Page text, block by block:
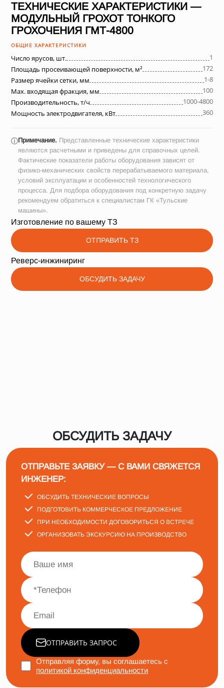
ТЕХНИЧЕСКИЕ ХАРАКТЕРИСТИКИ —
МОДУЛЬНЫЙ ГРОХОТ ТОНКОГО
ГРОХОЧЕНИЯ ГМТ-4800
ОБЩИЕ ХАРАКТЕРИСТИКИ
Число ярусов, шт.
1
Площадь просеивающей поверхности, м²
172
Размер ячейки сетки, мм
1-8
Max. входящая фракция, мм
100
Производительность, т/ч
1000-4800
Мощность электродвигателя, кВт
360
ⓘПримечание. Представленные технические характеристики
являются расчетными и приведены для справочных целей.
Фактические показатели работы оборудования зависят от
физико-механических свойств перерабатываемого материала,
условий эксплуатации и особенностей технологического
процесса. Для подбора оборудования под конкретную задачу
рекомендуем обратиться к специалистам ГК «Тульские
машины».
Изготовление по вашему ТЗ
ОТПРАВИТЬ ТЗ
Реверс-инжиниринг
ОБСУДИТЬ ЗАДАЧУ
ОБСУДИТЬ ЗАДАЧУ
ОТПРАВЬТЕ ЗАЯВКУ — С ВАМИ СВЯЖЕТСЯ
ИНЖЕНЕР:
ОБСУДИТЬ ТЕХНИЧЕСКИЕ ВОПРОСЫ
ПОДГОТОВИТЬ КОММЕРЧЕСКОЕ ПРЕДЛОЖЕНИЕ
ПРИ НЕОБХОДИМОСТИ ДОГОВОРИТЬСЯ О ВСТРЕЧЕ
ОРГАНИЗОВАТЬ ЭКСКУРСИЮ НА ПРОИЗВОДСТВО
ОТПРАВИТЬ ЗАПРОС
Отправляя форму, вы соглашаетесь с
политикой конфиденциальности